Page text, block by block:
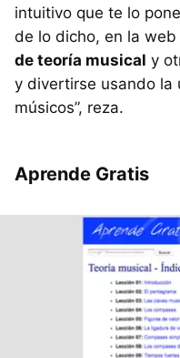
intuitivo que te lo
de lo dicho, en la
de teoría musical y
y divertirse usando la
músicos”, reza.
Aprende Gratis